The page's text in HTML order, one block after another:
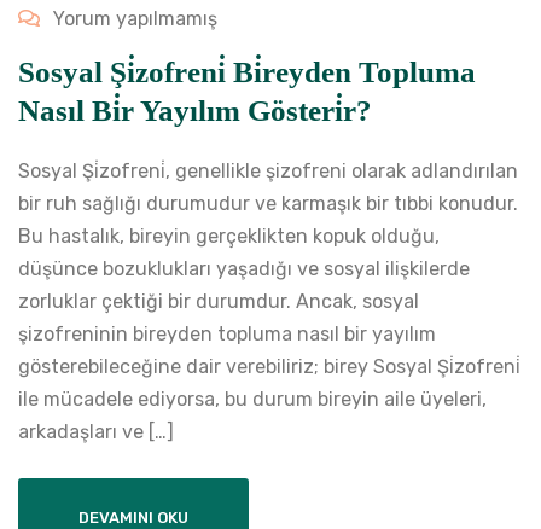
Yorum yapılmamış
Sosyal Şi̇zofreni̇ Bi̇reyden Topluma
Nasıl Bi̇r Yayılım Gösteri̇r?
Sosyal Şi̇zofreni̇, genellikle şizofreni olarak adlandırılan
bir ruh sağlığı durumudur ve karmaşık bir tıbbi konudur.
Bu hastalık, bireyin gerçeklikten kopuk olduğu,
düşünce bozuklukları yaşadığı ve sosyal ilişkilerde
zorluklar çektiği bir durumdur. Ancak, sosyal
şizofreninin bireyden topluma nasıl bir yayılım
gösterebileceğine dair verebiliriz; birey Sosyal Şi̇zofreni̇
ile mücadele ediyorsa, bu durum bireyin aile üyeleri,
arkadaşları ve […]
DEVAMINI OKU